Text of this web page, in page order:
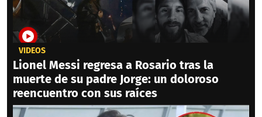
VIDEOS
Lionel Messi regresa a Rosario tras la
muerte de su padre Jorge: un doloroso
reencuentro con sus raíces